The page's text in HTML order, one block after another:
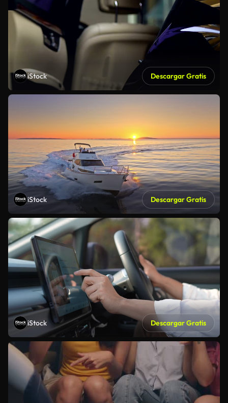
iStock Descargar Gratis
iStock Descargar Gratis
iStock Descargar Gratis